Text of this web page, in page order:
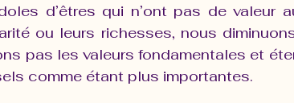
d’êtres qui n’ont pas de valeur
ou leurs richesses, nous
pas les valeurs fondamentales et
comme étant plus importantes.